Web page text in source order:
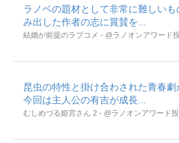
ラノベの題材として非常に難しい
み出した作者の志に賞賛を...
結婚が前提のラブコメ - @ラノオンアワード
昆虫の特性と掛け合わされた青春劇
今回は主人公の有吉が成長...
むしめづる姫宮さん 2 - @ラノオンアワード